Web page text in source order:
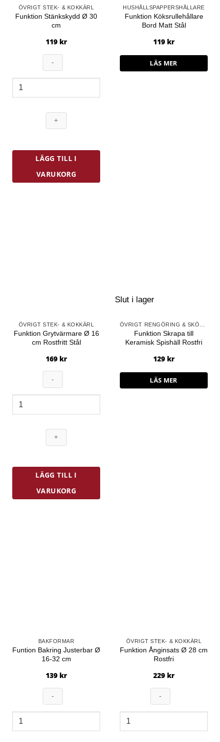
ÖVRIGT STEK- & KOKKÄRL
Funktion Stänkskydd Ø 30
cm
119 kr
Funktion
Stänkskydd
LÄGG TILL I
VARUKORG
HUSHÅLLSPAPPERSHÅLLARE
Funktion Köksrullehållare
Bord Matt Stål
119 kr
LÄS MER
ÖVRIGT STEK- & KOKKÄRL
Funktion Grytvärmare Ø 16
cm Rostfritt Stål
169 kr
Grytvärmare
mängd
LÄGG TILL I
VARUKORG
Slut i lager
Funktion Skrapa till
Keramisk Spishäll Rostfri
129 kr
LÄS MER
BAKFORMAR
Funtion Bakring Justerbar Ø
16-32 cm
139 kr
Funtion
Bakring
ÖVRIGT STEK- & KOKKÄRL
Funktion Ånginsats Ø 28 cm
Rostfri
229 kr
Funktion
Ånginsats